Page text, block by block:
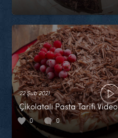
22 Şub 2021
Çikolatalı Pasta Tarifi Video
0 0